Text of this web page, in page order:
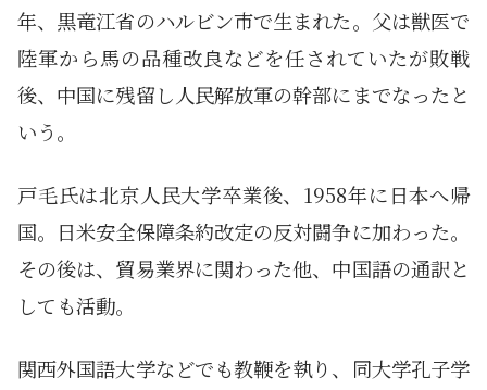
年、黒竜江省のハルビン市で生まれた。父は獣医で
陸軍から馬の品種改良などを任されていたが敗戦
後、中国に残留し人民解放軍の幹部にまでなったと
いう。
戸毛氏は北京人民大学卒業後、1958年に日本へ帰
国。日米安全保障条約改定の反対闘争に加わった。
その後は、貿易業界に関わった他、中国語の通訳と
しても活動。
関西外国語大学などでも教鞭を執り、同大学孔子学